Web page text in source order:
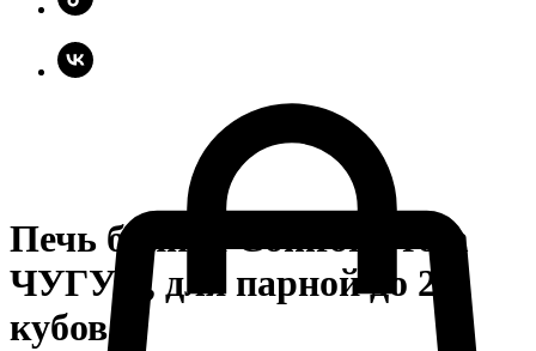
Печь банная ComfortProm
ЧУГУН, для парной до 20
кубов